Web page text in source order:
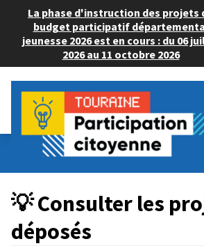
La phase d'instruction des projets
budget participatif
jeunesse 2026 est en cours : du 06
2026 au 11 octobre 2026
Budget Participatif JEUNESSE 2024
💡 Consulter les projets déposés
💡 Consulter les
déposés